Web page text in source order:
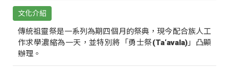
文化介紹
傳統祖靈祭是一系列為期四個月的祭典，現今配合族人工
作求學濃縮為一天，並特別將「勇士祭(Ta‘avala)」凸顯
辦理。